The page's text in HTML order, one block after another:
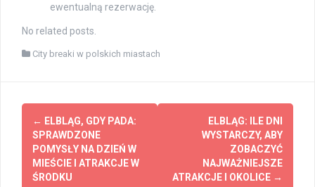
ewentualną rezerwację.
No related posts.
City breaki w polskich miastach
Post
navigation
← ELBLĄG, GDY PADA:
SPRAWDZONE
POMYSŁY NA DZIEŃ W
MIEŚCIE I ATRAKCJE W
ŚRODKU
ELBLĄG: ILE DNI
WYSTARCZY, ABY
ZOBACZYĆ
NAJWAŻNIEJSZE
ATRAKCJE I OKOLICE →